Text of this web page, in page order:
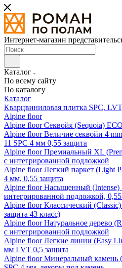
Интернет-магазин
Каталог
По всему сайту
По каталогу
Каталог
Кварцвиниловая плитка SPC,
Alpine floor
Alpine floor Секвойя (Sequoia)
Alpine floor Величие секвойи 4
11 SPC 4 мм 0,55 защита
Alpine floor Премиальный XL
с интегрированной подложкой
Alpine floor Легкий паркет (Light
4 мм, 0,55 защита
Alpine floor Насыщенный (Intense)
интегрированной подложкой,
Alpine floor Классический
защита 43 класс)
Alpine floor Натуральное дерево
с интегрированной подложкой
Alpine floor Легкие линии (Easy
мм LVT 0,5 защита
Alpine floor Минеральный камень